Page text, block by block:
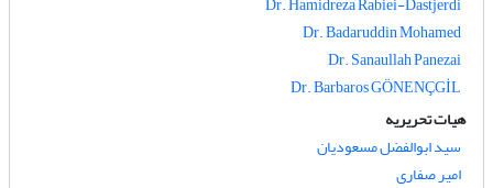
Dr. Badaruddin Mohamed
Dr. Sanaullah Panezai
Dr. Barbaros GÖNENÇGİL
هیات تحریریه
سید ابوالفضل مسعودیان
امیر صفاری